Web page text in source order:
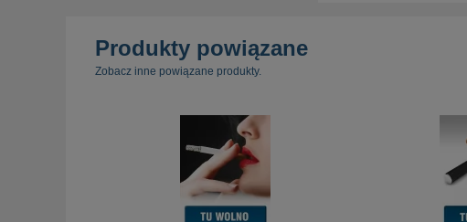
Produkty powiązane
Zobacz inne powiązane produkty.